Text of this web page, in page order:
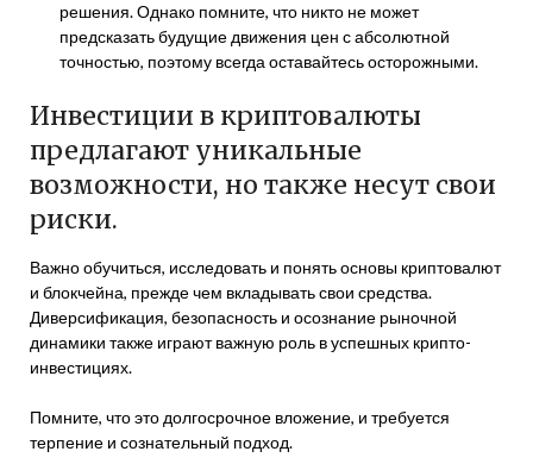
решения. Однако помните, что никто не может
предсказать будущие движения цен с абсолютной
точностью, поэтому всегда оставайтесь осторожными.
Инвестиции в криптовалюты
предлагают уникальные
возможности, но также несут свои
риски.
Важно обучиться, исследовать и понять основы криптовалют
и блокчейна, прежде чем вкладывать свои средства.
Диверсификация, безопасность и осознание рыночной
динамики также играют важную роль в успешных крипто-
инвестициях.
Помните, что это долгосрочное вложение, и требуется
терпение и сознательный подход.